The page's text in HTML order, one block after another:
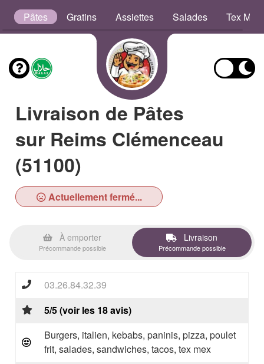
Pâtes Gratins Assiettes Salades Tex Mex
Livraison de Pâtes
sur Reims Clémenceau
(51100)
Actuellement fermé...
À emporter
Précommande possible
Livraison
Précommande possible
03.26.84.32.39
5/5 (voir les 18 avis)
Burgers, italien, kebabs, paninis, pizza, poulet
frit, salades, sandwiches, tacos, tex mex